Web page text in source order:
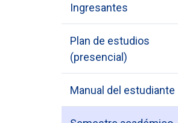
Ingresantes
Plan de estudios
(presencial)
Manual del estudiante